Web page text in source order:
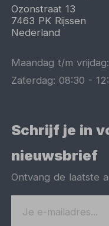
Ozonstraat 13
7463 PK Rijssen
Nederland
Maandag t/m
Zaterdag:08:30 -
Schrijf je in
nieuwsbrief
Ontvang de laatste